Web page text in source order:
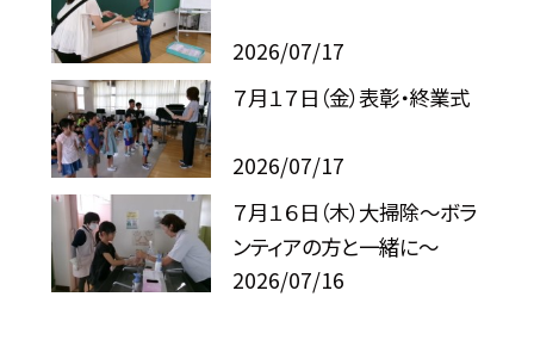
2026/07/17
７月１７日（金）表彰・終業式
2026/07/17
７月１６日（木）大掃除～ボラ
ンティアの方と一緒に～
2026/07/16